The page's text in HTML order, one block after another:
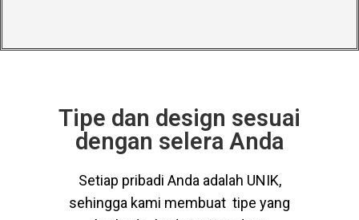
Tipe dan design sesuai
dengan selera Anda
Setiap pribadi Anda adalah UNIK,
sehingga kami membuat tipe yang